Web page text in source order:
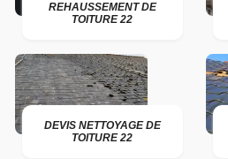
REHAUSSEMENT DE
TOITURE 22
DEVIS NETTOYAGE DE
TOITURE 22